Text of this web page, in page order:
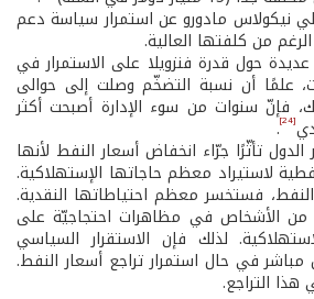
نيكولاس مادورو عن استمرار سياسة دعم
من كلفتها العالية.
حول قدرة فنزويلا على الاستمرار في
علمًا أن نسبة التضخّم وصلت إلى حوالى
ذلك، فإنّ سنوات من سوء الإدارة أصبحت أكثر[24]
.
الدول تأثّرًا جرّاء انخفاض أسعار النفط لأنها
لاستيراد معظم حاجاتها الإستهلاكية.
فستخسر معظم احتياطاتها النقدية.
من الأشخاص في مظاهرات احتجاجيّة على
لذلك فإن الاستقرار السياسي
في حال استمرار تراجع أسعار النفط.
هذا التراجع.